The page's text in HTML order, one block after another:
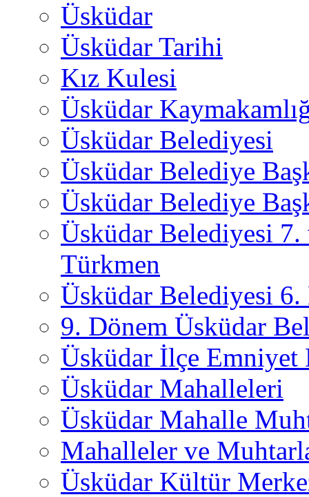
Üsküdar
Üsküdar Tarihi
Kız Kulesi
Üsküdar
Üsküdar Belediyesi
Üsküdar Belediye
Üsküdar Belediye
Üsküdar Belediyesi
Türkmen
Üsküdar Belediyesi 6.
9. Dönem Üsküdar
Üsküdar İlçe
Üsküdar Mahalleleri
Üsküdar Mahalle
Mahalleler ve
Üsküdar Kültür